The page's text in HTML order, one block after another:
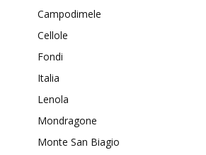
Campodimele
Cellole
Fondi
Italia
Lenola
Mondragone
Monte San Biagio